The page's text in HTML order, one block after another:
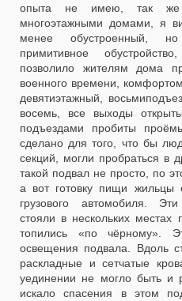
опыта не имею, так же
многоэтажными домами, я
менее обустроенный,
примитивное
позволило жителям дома
военного времени,
девятиэтажный,
восемь, все выходы
подъездами пробиты
сделано для того, что бы
секций, могли пробраться в
такой подвал не просто, по
а вот готовку пищи жильцы
грузового автомобиля.
стояли в нескольких местах
топились «по чёрному».
освещения подвала. Вдоль
раскладные и сетчатые
уединении не могло быть и
искало спасения в этом